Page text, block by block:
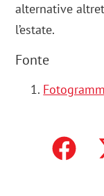
alternative
l’estate.
Fonte